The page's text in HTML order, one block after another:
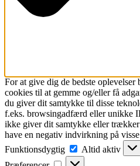
For at give dig de bedste
cookies til at gemme og/eller få
du giver dit samtykke til disse
f.eks. browsingadfærd eller unikke
ikke giver dit samtykke eller
have en negativ indvirkning på
Funktionsdygtig
Altid aktiv
Præferencer